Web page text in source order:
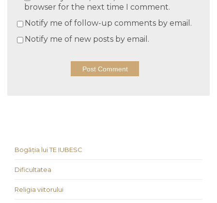
browser for the next time I comment.
Notify me of follow-up comments by email.
Notify me of new posts by email.
Bogăția lui TE IUBESC
Dificultatea
Religia viitorului